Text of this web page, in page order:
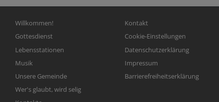
Hauptnavigation
Willkommen!
Gottesdienst
Lebensstationen
Musik
Unsere Gemeinde
Wer's glaubt, wird selig
Fußbereichsmenü
Kontakt
Cookie-Einstellungen
Datenschutzerklärung
Impressum
Barrierefreiheitserklärung